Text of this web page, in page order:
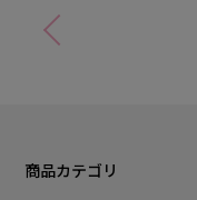
商品カテゴリ